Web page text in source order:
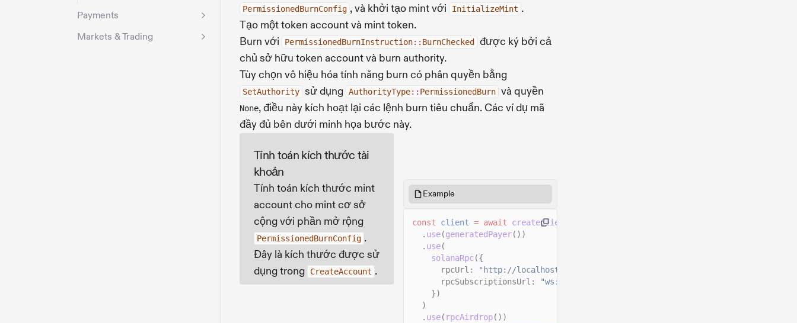
Payments
Markets & Trading
PermissionedBurnConfig , và khởi tạo mint với InitializeMint .
Tạo một token account và mint token.
Burn với
PermissionedBurnInstruction:: BurnChecked
được ký bởi cả
chủ sở hữu token account và burn authority.
Tùy chọn vô hiệu hóa tính năng burn có phân quyền bằng
SetAuthority sử dụng AuthorityType:: PermissionedBurn và quyền
None, điều này kích hoạt lại các lệnh burn tiêu chuẩn. Các ví dụ mã
đầy đủ bên dưới minh họa bước này.
Tính toán kích thước tài
khoản
Tính toán kích thước mint
account cho mint cơ sở
cộng với phần mở rộng
PermissionedBurnConfig .
Đây là kích thước được sử
dụng trong
CreateAccount .
Example
const client = await createClient
. use(generatedPayer())
. use(
solanaRpc ({
rpcUrl:
"http://localhost:8899"
rpcSubscriptionsUrl:
"ws://localhost:8900"
})
)
. use( rpcAirdrop())